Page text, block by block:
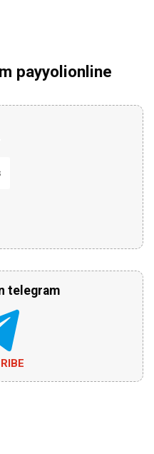
payyolionline
telegram